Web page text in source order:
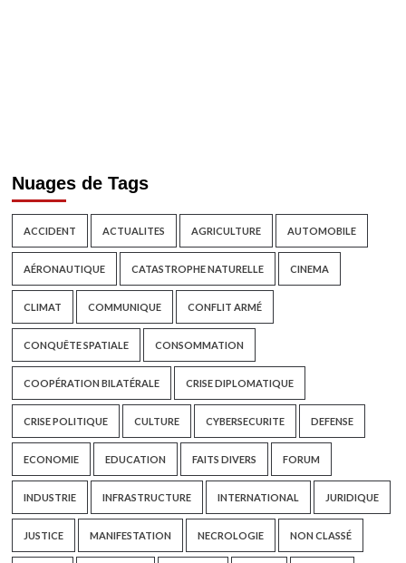
Nuages de Tags
ACCIDENT ACTUALITES AGRICULTURE AUTOMOBILE
AÉRONAUTIQUE CATASTROPHE NATURELLE CINEMA
CLIMAT COMMUNIQUE CONFLIT ARMÉ
CONQUÊTE SPATIALE CONSOMMATION
COOPÉRATION BILATÉRALE CRISE DIPLOMATIQUE
CRISE POLITIQUE CULTURE CYBERSECURITE DEFENSE
ECONOMIE EDUCATION FAITS DIVERS FORUM
INDUSTRIE INFRASTRUCTURE INTERNATIONAL JURIDIQUE
JUSTICE MANIFESTATION NECROLOGIE NON CLASSÉ